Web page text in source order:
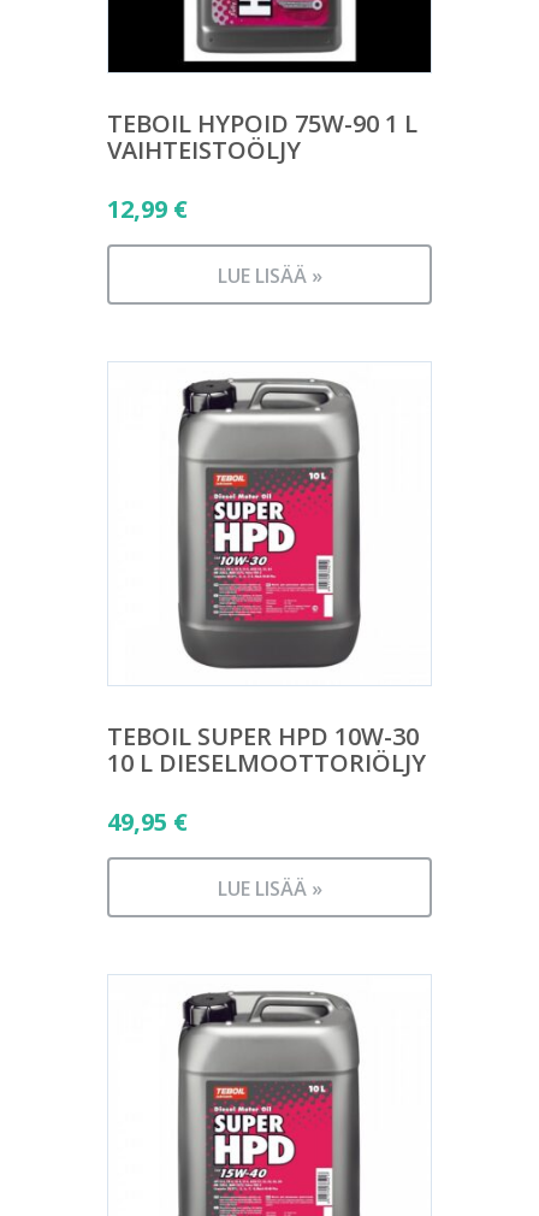
TEBOIL HYPOID 75W-90 1 L
VAIHTEISTOÖLJY
12,99 €
LUE LISÄÄ »
TEBOIL SUPER HPD 10W-30
10 L DIESELMOOTTORIÖLJY
49,95 €
LUE LISÄÄ »